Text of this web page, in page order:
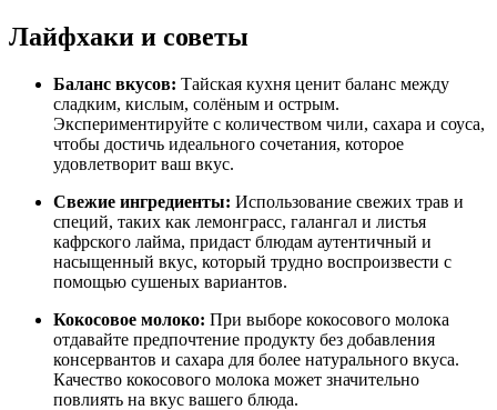
Лайфхаки и советы
Баланс вкусов: Тайская кухня ценит баланс между
сладким, кислым, солёным и острым.
Экспериментируйте с количеством чили, сахара и соуса,
чтобы достичь идеального сочетания, которое
удовлетворит ваш вкус.
Свежие ингредиенты: Использование свежих трав и
специй, таких как лемонграсс, галангал и листья
кафрского лайма, придаст блюдам аутентичный и
насыщенный вкус, который трудно воспроизвести с
помощью сушеных вариантов.
Кокосовое молоко: При выборе кокосового молока
отдавайте предпочтение продукту без добавления
консервантов и сахара для более натурального вкуса.
Качество кокосового молока может значительно
повлиять на вкус вашего блюда.